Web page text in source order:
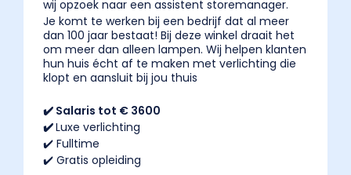
wij opzoek naar een assistent storemanager.
Je komt te werken bij een bedrijf dat al meer
dan 100 jaar bestaat! Bij deze winkel draait het
om meer dan alleen lampen. Wij helpen klanten
hun huis écht af te maken met verlichting die
klopt en aansluit bij jou thuis
✔️ Salaris tot € 3600
✔️Luxe verlichting
✔️ Fulltime
✔️ Gratis opleiding